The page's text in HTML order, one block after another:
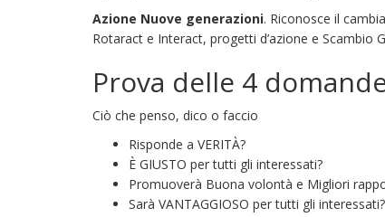
Azione Nuove generazioni. Riconosce il
Rotaract e Interact, progetti d’azione e Scambio
Prova delle 4
Ciò che penso, dico o faccio
Risponde a VERITÀ?
È GIUSTO per tutti gli interessati?
Promuoverà Buona volontà e Migliori
Sarà VANTAGGIOSO per tutti gli interessati?